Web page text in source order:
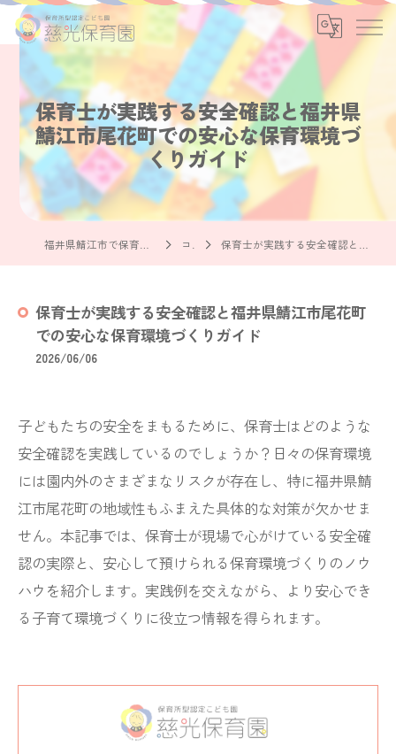
保育士が実践する安全確認と福井県
鯖江市尾花町での安心な保育環境づ
くりガイド
コラム 保育士が実践する安全確認と福井県鯖江市尾花町での安心な保育環境づくりガイド
保育士が実践する安全確認と福井県鯖江市尾花町
での安心な保育環境づくりガイド
2026/06/06
子どもたちの安全をまもるために、保育士はどのような
安全確認を実践しているのでしょうか？日々の保育環境
には園内外のさまざまなリスクが存在し、特に福井県鯖
江市尾花町の地域性もふまえた具体的な対策が欠かせま
せん。本記事では、保育士が現場で心がけている安全確
認の実際と、安心して預けられる保育環境づくりのノウ
ハウを紹介します。実践例を交えながら、より安心でき
る子育て環境づくりに役立つ情報を得られます。